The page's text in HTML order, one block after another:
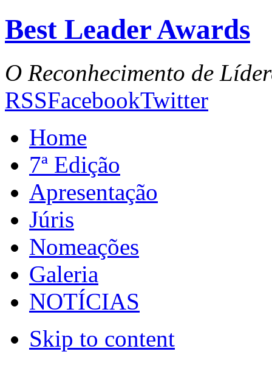
Best Leader Awards
O Reconhecimento de
RSSFacebookTwitter
Home
7ª Edição
Apresentação
Júris
Nomeações
Galeria
NOTÍCIAS
Skip to content